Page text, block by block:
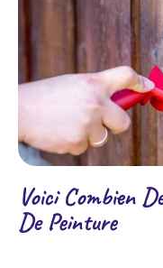
Voici Combien
De Peinture